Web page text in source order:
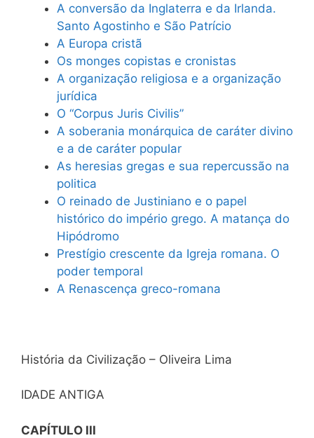
A conversão da Inglaterra e da Irlanda.
Santo Agostinho e São Patrício
A Europa cristã
Os monges copistas e cronistas
A organização religiosa e a organização
jurídica
O “Corpus Juris Civilis”
A soberania monárquica de caráter divino
e a de caráter popular
As heresias gregas e sua repercussão na
politica
O reinado de Justiniano e o papel
histórico do império grego. A matança do
Hipódromo
Prestígio crescente da Igreja romana. O
poder temporal
A Renascença greco-romana
História da Civilização – Oliveira Lima
IDADE ANTIGA
CAPÍTULO III